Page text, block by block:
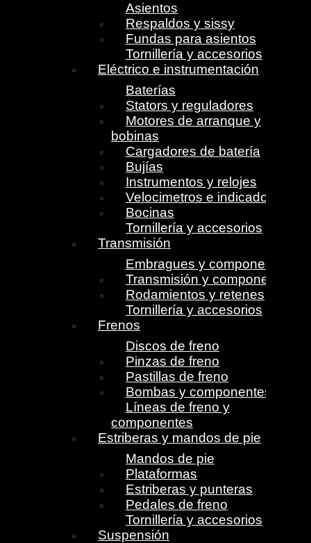
Asientos
Respaldos y sissy
Fundas para asientos
Tornillería y accesorios
Eléctrico e instrumentación
Baterías
Stators y reguladores
Motores de arranque y
bobinas
Cargadores de batería
Bujías
Instrumentos y relojes
Velocimetros e indicadores
Bocinas
Tornillería y accesorios
Transmisión
Embragues y componentes
Transmisión y componentes
Rodamientos y retenes
Tornillería y accesorios
Frenos
Discos de freno
Pinzas de freno
Pastillas de freno
Bombas y componentes
Líneas de freno y
componentes
Estriberas y mandos de pie
Mandos de pie
Plataformas
Estriberas y punteras
Pedales de freno
Tornillería y accesorios
Suspensión